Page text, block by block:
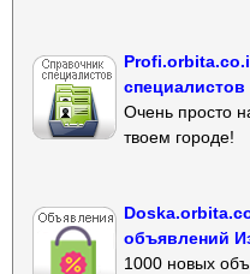
Очень просто
твоем городе!
объявлений
1000 новых